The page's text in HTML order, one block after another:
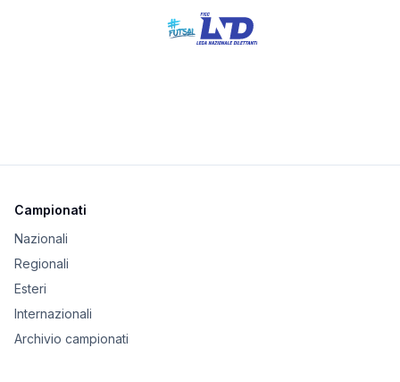
Campionati
Nazionali
Regionali
Esteri
Internazionali
Archivio campionati